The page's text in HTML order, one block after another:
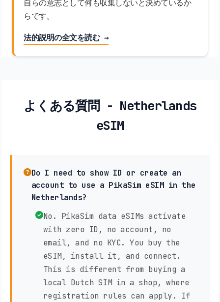
自らの意志として何も収集しないと決めているか
らです。
法的説明の全文を読む →
よくある質問 - Netherlands
eSIM
Do I need to show ID or create an
account to use a PikaSim eSIM in the
Netherlands?
No. PikaSim data eSIMs activate
with zero ID, no account, no
email, and no KYC. You buy the
eSIM, install it, and connect.
This is different from buying a
local Dutch SIM in a shop, where
registration rules can apply. If